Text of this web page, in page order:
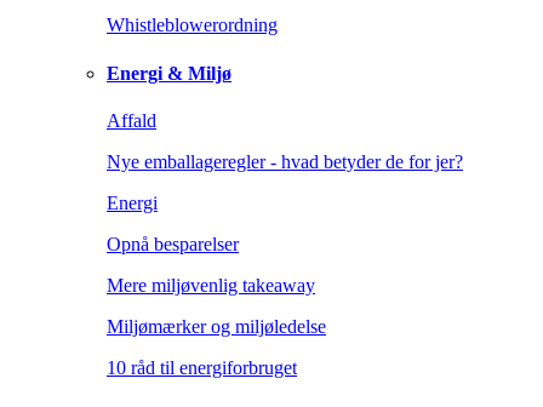
Whistleblowerordning
Energi & Miljø
Affald
Nye emballageregler - hvad betyder de for jer?
Energi
Opnå besparelser
Mere miljøvenlig takeaway
Miljømærker og miljøledelse
10 råd til energiforbruget